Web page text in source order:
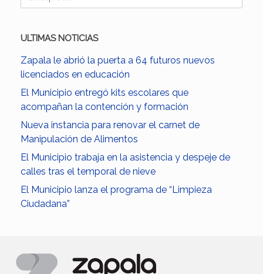
ULTIMAS NOTICIAS
Zapala le abrió la puerta a 64 futuros nuevos
licenciados en educación
El Municipio entregó kits escolares que
acompañan la contención y formación
Nueva instancia para renovar el carnet de
Manipulación de Alimentos
El Municipio trabaja en la asistencia y despeje de
calles tras el temporal de nieve
El Municipio lanza el programa de “Limpieza
Ciudadana”